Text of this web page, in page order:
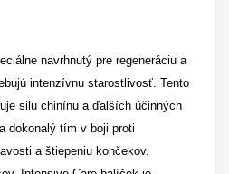
navrhnutý pre regeneráciu a
intenzívnu starostlivosť. Tento
silu chinínu a ďalších účinných
dokonalý tím v boji proti
a štiepeniu končekov.